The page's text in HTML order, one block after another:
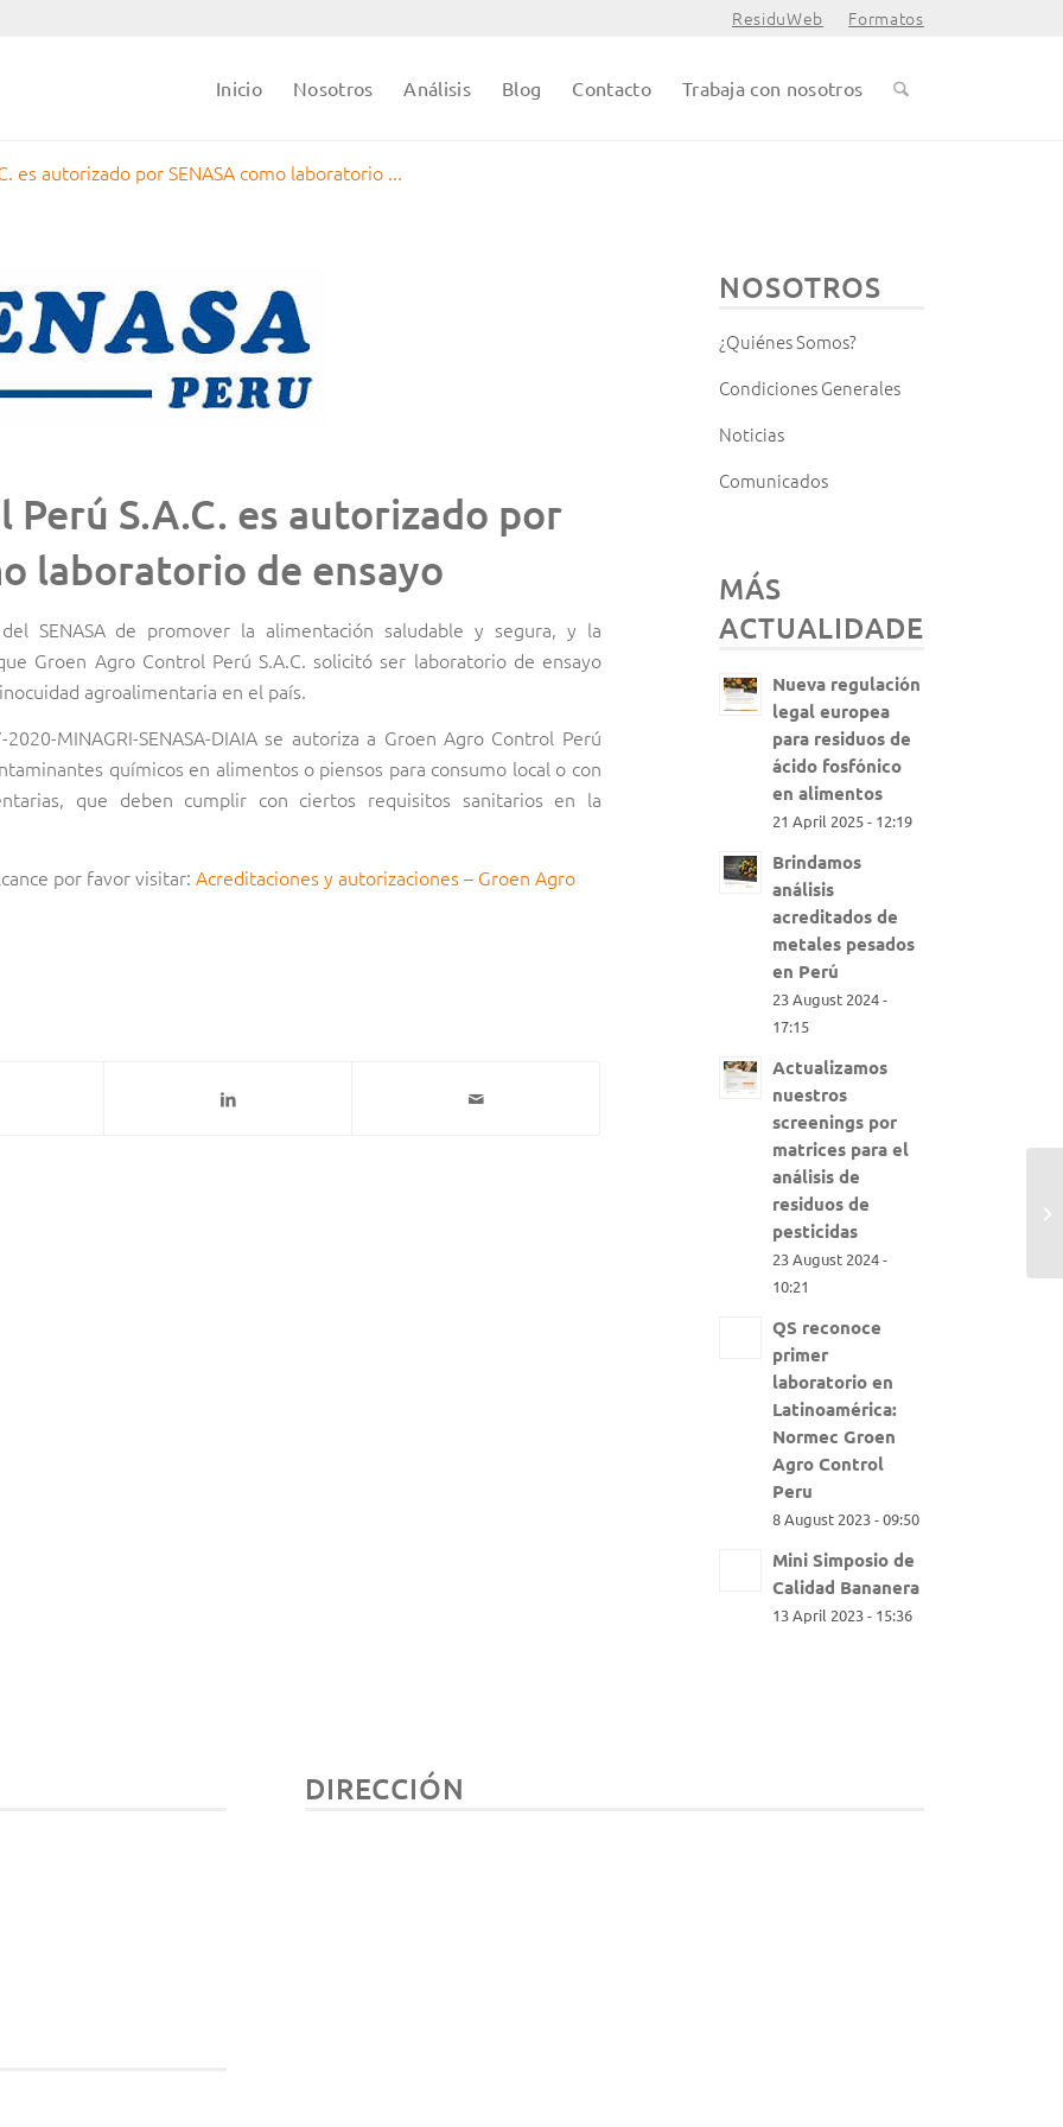
ResiduWeb Formatos
Inicio Nosotros Análisis Blog Contacto Trabaja con nosotros
es autorizado por SENASA como laboratorio ...
S.A.C. es autorizado por
laboratorio de ensayo
SENASA de promover la alimentación saludable y segura, y la
Groen Agro Control Perú S.A.C. solicitó ser laboratorio de ensayo
agroalimentaria en el país.
MINAGRI-SENASA-DIAIA se autoriza a Groen Agro Control Perú
químicos en alimentos o piensos para consumo local o con
que deben cumplir con ciertos requisitos sanitarios en la
por favor visitar:Acreditaciones y autorizaciones – Groen Agro
NOSOTROS
¿Quiénes Somos?
Condiciones Generales
Noticias
Comunicados
MÁS
ACTUALIDADES
Nueva regulación
legal europea
para residuos de
ácido fosfónico
en alimentos
21 April 2025 - 12:19
Brindamos
análisis
acreditados de
metales pesados
en Perú
23 August 2024 -
17:15
Actualizamos
nuestros
screenings por
matrices para el
análisis de
residuos de
pesticidas
23 August 2024 -
10:21
QS reconoce
primer
laboratorio en
Latinoamérica:
Normec Groen
Agro Control
Peru
8 August 2023 - 09:50
Mini Simposio de
Calidad Bananera
13 April 2023 - 15:36
DIRECCIÓN